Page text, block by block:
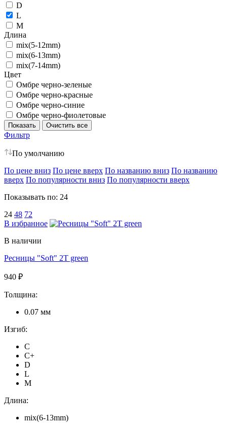
D
L
M
Длина
mix(5-12mm)
mix(6-13mm)
mix(7-14mm)
Цвет
Омбре черно-зеленые
Омбре черно-красные
Омбре черно-синие
Омбре черно-фиолетовые
Фильтр
По умолчанию
По цене вниз По цене вверх По названию вниз По названию
вверх По популярности вниз По популярности вверх
Показывать по: 24
24 48 72
В избранное
В наличии
Ресницы "Soft" 2T green
940 ₽
Толщина:
0.07 мм
Изгиб:
C
C+
D
L
M
Длина:
mix(6-13mm)